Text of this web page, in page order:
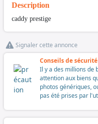
Description
caddy prestige
Signaler cette annonce
Conseils de sécurité
Il y a des millions de
attention aux biens
photos génériques,
pas été prises par